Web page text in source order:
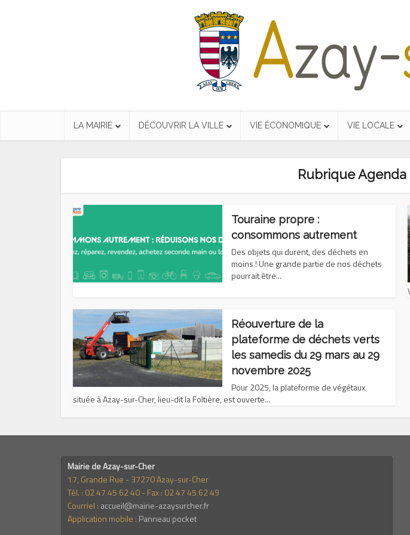
LA MAIRIE DÉCOUVRIR LA VILLE VIE ÉCONOMIQUE VIE LOCALE
Rubrique
Touraine propre :
consommons autrement
Des objets qui durent, des déchets en
moins ! Une grande partie de nos déchets
pourrait être...
Réouverture de la
plateforme de déchets verts
les samedis du 29 mars au 29
novembre 2025
Pour 2025, la plateforme de végétaux
située à Azay-sur-Cher, lieu-dit la Foltière, est ouverte...
Mairie de Azay-sur-Cher
17, Grande Rue - 37270 Azay-sur-Cher
Tél. : 02 47 45 62 40 - Fax : 02 47 45 62 49
Courriel : accueil@mairie-azaysurcher.fr
Application mobile : Panneau pocket